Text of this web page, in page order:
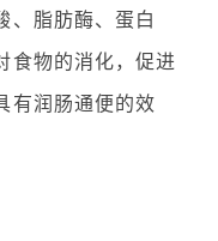
、脂肪酶、蛋白
食物的消化，促进
有润肠通便的效